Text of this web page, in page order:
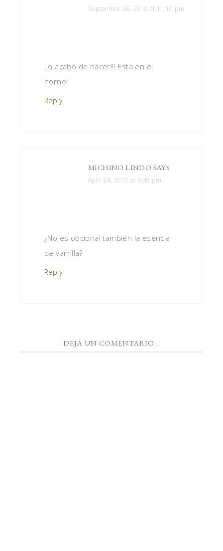
September 26, 2010 at 11:10 pm
Lo acabo de hacer!!! Esta en el
horno!
Reply
MICHINO LINDO SAYS
April 24, 2015 at 6:49 pm
¿No es opcional también la esencia
de vainilla?
Reply
DEJA UN COMENTARIO...